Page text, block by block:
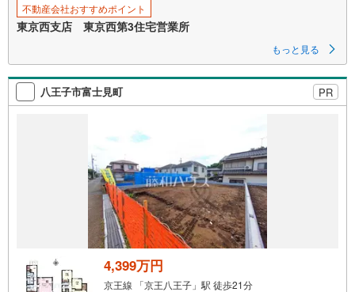
不動産会社おすすめポイント
東京西支店 東京西第3住宅営業所
もっと見る
八王子市富士見町 PR
4,399万円
京王線 「京王八王子」駅 徒歩21分